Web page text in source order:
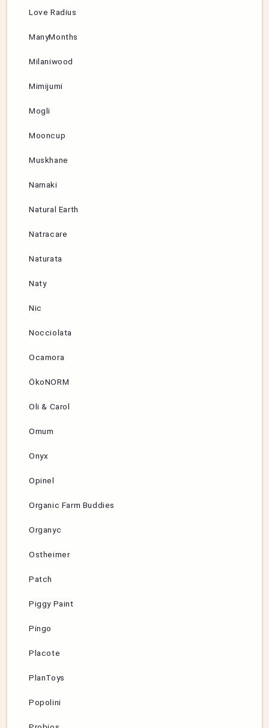
Love Radius
ManyMonths
Milaniwood
Mimijumi
Mogli
Mooncup
Muskhane
Namaki
Natural Earth
Natracare
Naturata
Naty
Nic
Nocciolata
Ocamora
ÖkoNORM
Oli & Carol
Omum
Onyx
Opinel
Organic Farm Buddies
Organyc
Ostheimer
Patch
Piggy Paint
Pingo
Placote
PlanToys
Popolini